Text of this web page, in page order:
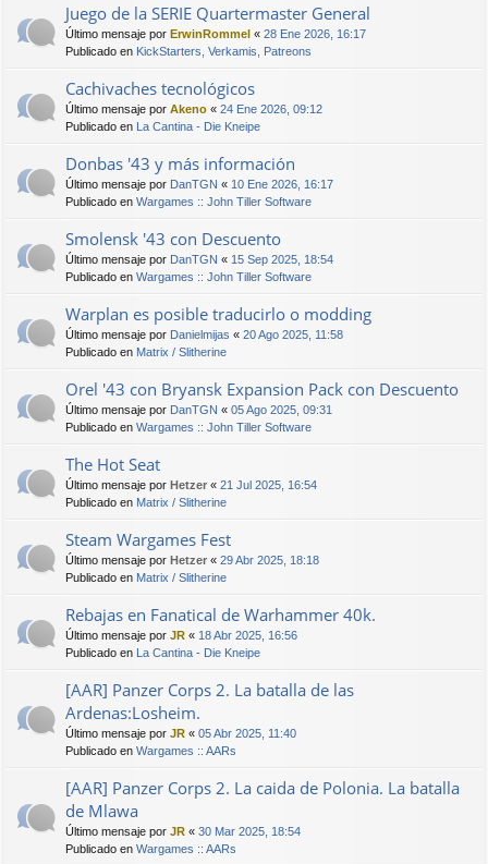
Juego de la SERIE Quartermaster General
Último mensaje por ErwinRommel « 28 Ene 2026, 16:17
Publicado en KickStarters, Verkamis, Patreons
Cachivaches tecnológicos
Último mensaje por Akeno « 24 Ene 2026, 09:12
Publicado en La Cantina - Die Kneipe
Donbas '43 y más información
Último mensaje por DanTGN « 10 Ene 2026, 16:17
Publicado en Wargames :: John Tiller Software
Smolensk '43 con Descuento
Último mensaje por DanTGN « 15 Sep 2025, 18:54
Publicado en Wargames :: John Tiller Software
Warplan es posible traducirlo o modding
Último mensaje por Danielmijas « 20 Ago 2025, 11:58
Publicado en Matrix / Slitherine
Orel '43 con Bryansk Expansion Pack con Descuento
Último mensaje por DanTGN « 05 Ago 2025, 09:31
Publicado en Wargames :: John Tiller Software
The Hot Seat
Último mensaje por Hetzer « 21 Jul 2025, 16:54
Publicado en Matrix / Slitherine
Steam Wargames Fest
Último mensaje por Hetzer « 29 Abr 2025, 18:18
Publicado en Matrix / Slitherine
Rebajas en Fanatical de Warhammer 40k.
Último mensaje por JR « 18 Abr 2025, 16:56
Publicado en La Cantina - Die Kneipe
[AAR] Panzer Corps 2. La batalla de las
Ardenas:Losheim.
Último mensaje por JR « 05 Abr 2025, 11:40
Publicado en Wargames :: AARs
[AAR] Panzer Corps 2. La caida de Polonia. La batalla
de Mlawa
Último mensaje por JR « 30 Mar 2025, 18:54
Publicado en Wargames :: AARs